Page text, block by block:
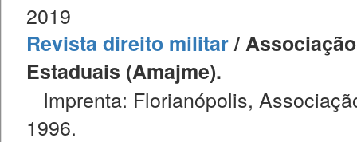
2019
Revista direito militar/
Estaduais (Amajme).
Imprenta: Florianópolis,
1996.